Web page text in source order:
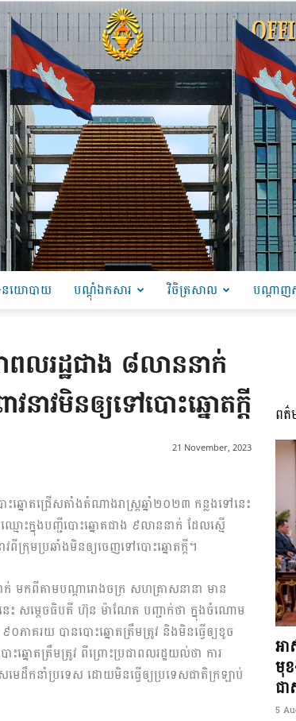
អង្គ
ភាព​
នយោបាយ បណ្ដុំឯកសារ វិចិត្រសាល បណ្តាញ
លរដ្ឋជាង ៨លាននាក់
នាវមិនឲ្យទៅបោះឆ្នោតក្តី
21 November, 2023
ឆ្នោតជ្រើសតាំងតំណាងរាស្ត្រឆ្នាំ២០២៣ កន្លងទៅនេះ
ោះក្នុងបញ្ជីបោះឆ្នោតជាង ៩លាននាក់ ដែលស្មើ
ពីក្រុមប្រឆាំងមិនឲ្យចេញទៅបោះឆ្នោតក្តី។
មកពីតាមបណ្តារោងចក្រ សហគ្រាសនានា មាន
នេះ សម្តេចធិបតី ហ៊ុន ម៉ាណែត បញ្ជាក់ថា ក្នុងចំណោម
ភាគរយ បានបោះឆ្នោតត្រឹមត្រូវ និងមិនធ្វើឲ្យខូច
ឆ្នោតត្រឹមត្រូវ ពីព្រោះប្រជាពលរដ្ឋយល់ថា ការ
មេដឹកនាំប្រទេស ដោយមិនធ្វើឲ្យប្រទេសជាតិក្រឡាប់
ពត៌
អា
មុ
ជា
5